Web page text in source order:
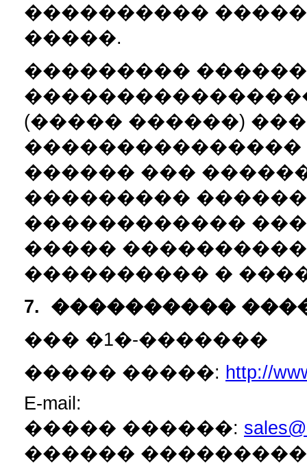
����������
�����.
���������
(����� ������)
������ ���
���������
������������
�����
���������� �
7. ����������
��� �1�-�������
����� �����: http://
E-mail:
����� ������:
������